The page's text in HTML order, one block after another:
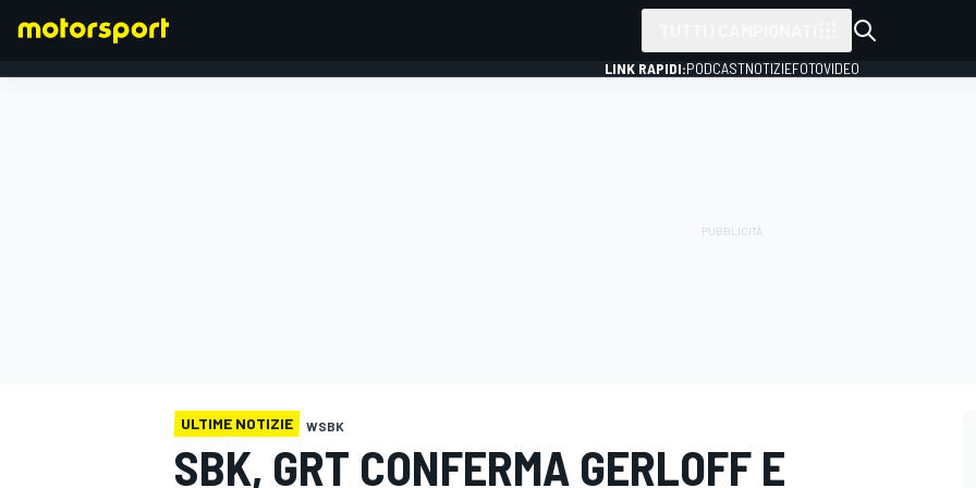
LINK RAPIDI:PODCASTNOTIZIEFOTOVIDEO
ULTIME NOTIZIE WSBK
SBK, GRT CONFERMA GERLOFF E